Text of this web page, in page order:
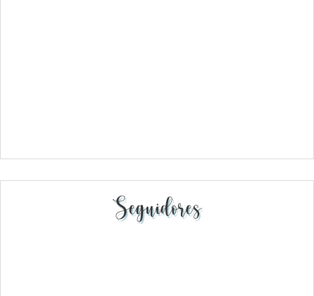
Seguidores